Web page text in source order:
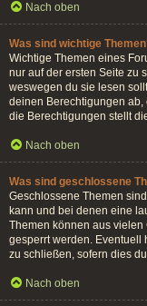
Nach oben
Was sind wichtige
Wichtige Themen eines
nur auf der ersten Seite zu
weswegen du sie lesen
deinen Berechtigungen
die Berechtigungen stellt
Nach oben
Was sind geschlossene
Geschlossene Themen
kann und bei denen eine
Themen können aus
gesperrt werden. Eventuell
zu schließen, sofern dies
Nach oben